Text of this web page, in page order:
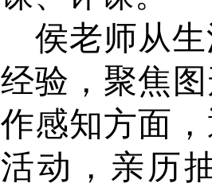
侯老师从
经验，聚焦
作感知方面
活动，亲历